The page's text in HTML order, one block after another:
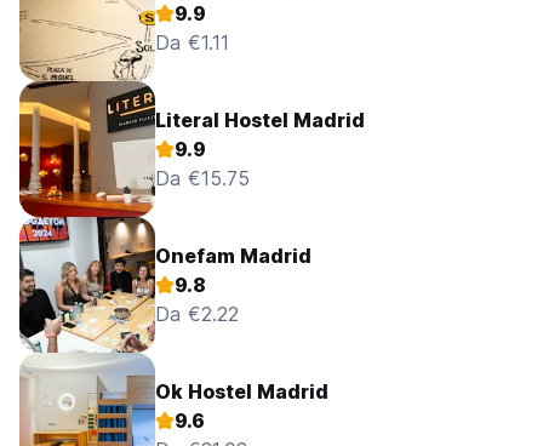
9.9
Da €1.11
Literal Hostel Madrid
9.9
Da €15.75
Onefam Madrid
9.8
Da €2.22
Ok Hostel Madrid
9.6